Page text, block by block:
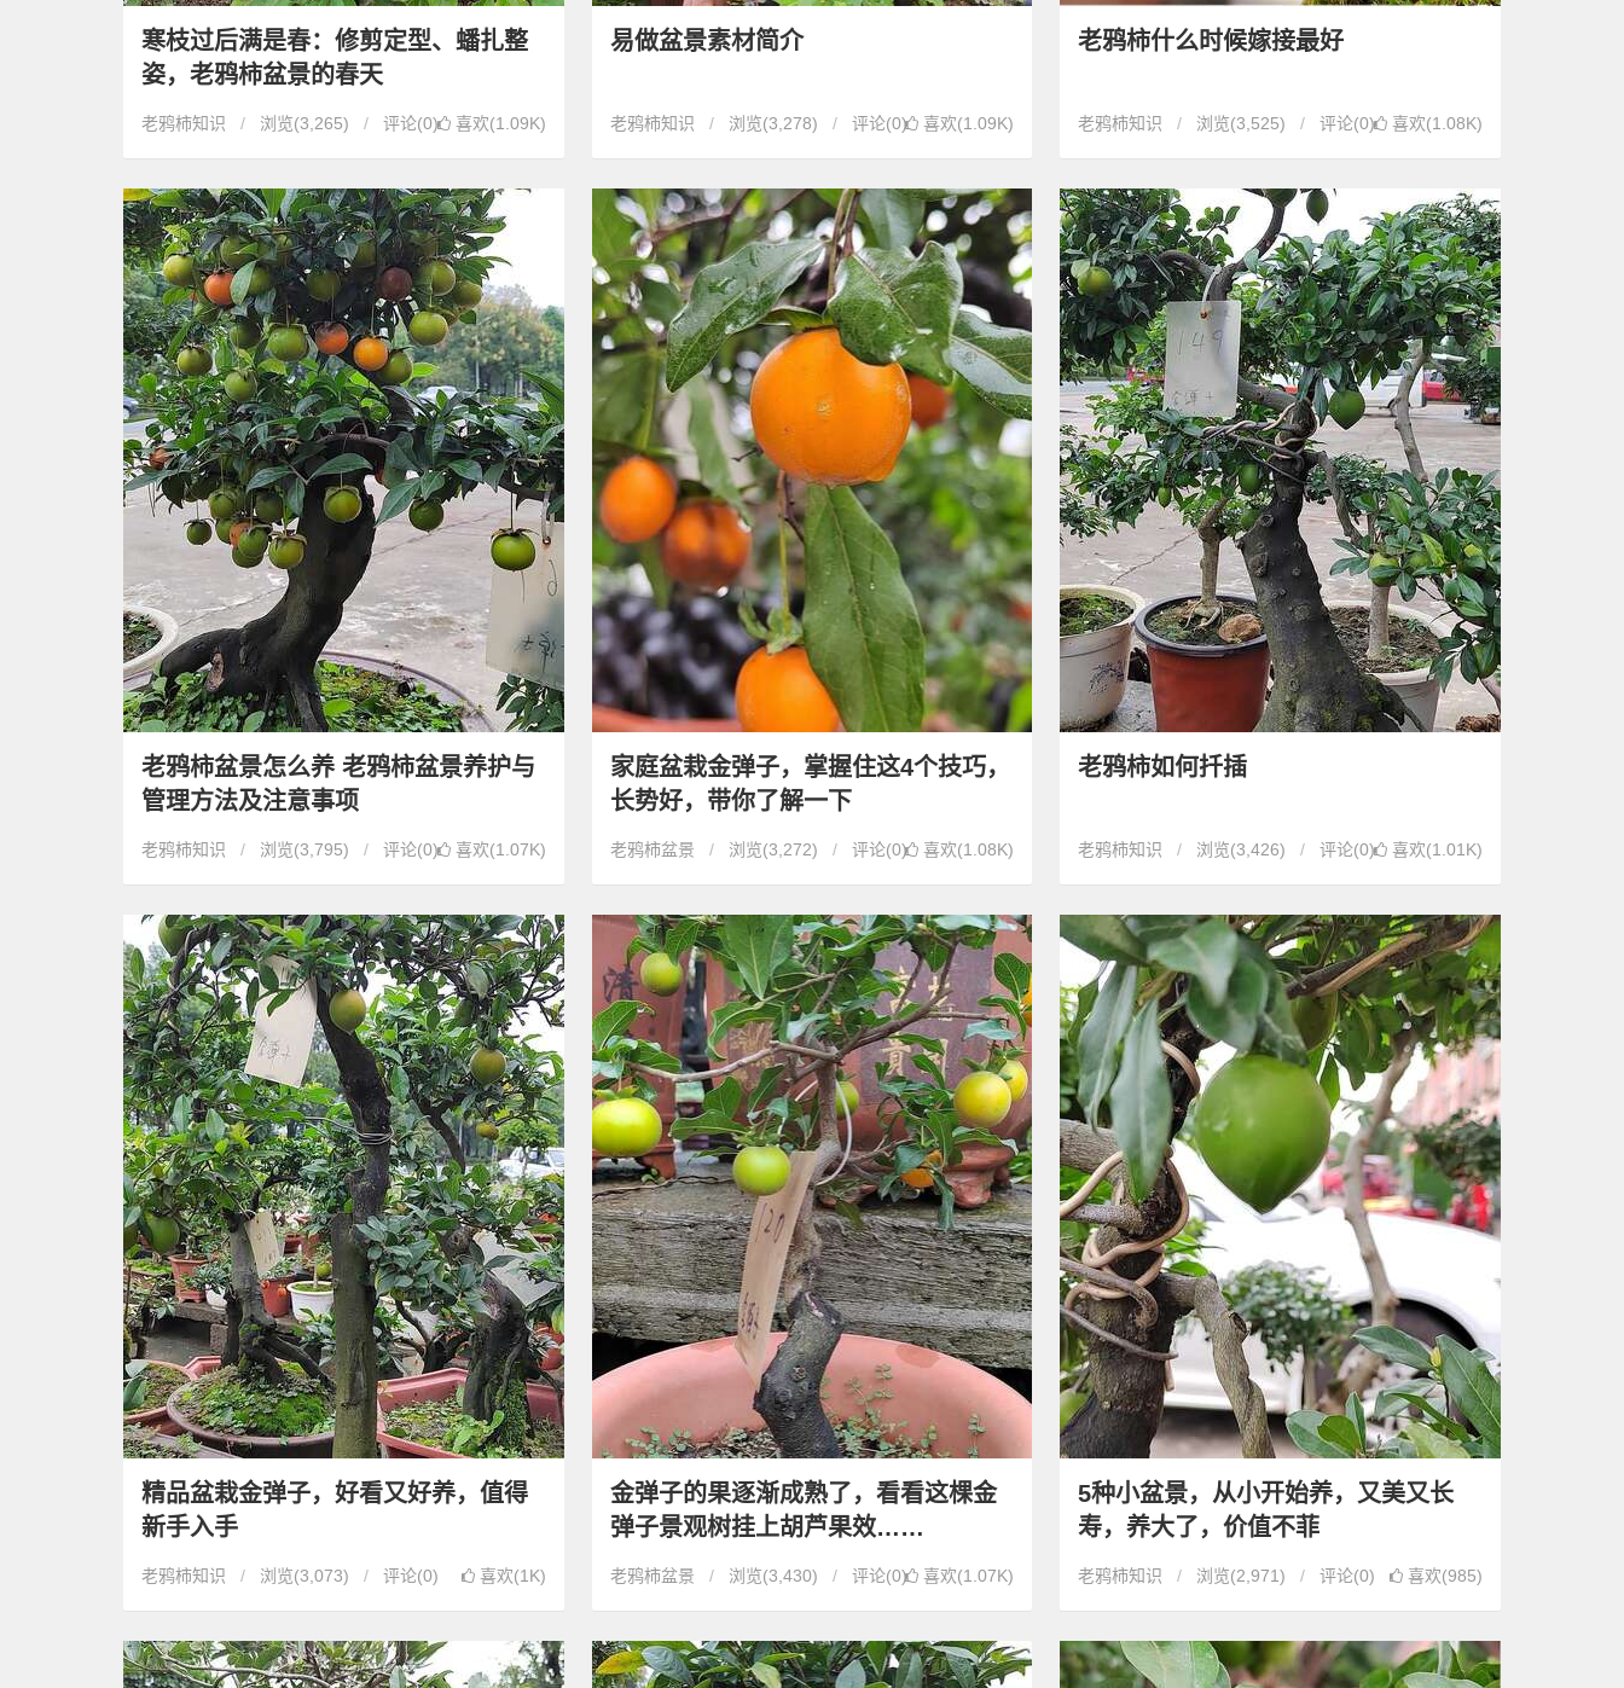
寒枝过后满是春：修剪定型、蟠扎整
姿，老鸦柿盆景的春天
老鸦柿知识 浏览(3,265) 评论(0) 喜欢(1.09K)
易做盆景素材简介
老鸦柿知识 浏览(3,278) 评论(0) 喜欢(1.09K)
老鸦柿什么时候嫁接最好
老鸦柿知识 浏览(3,525) 评论(0) 喜欢(1.08K)
老鸦柿盆景怎么养 老鸦柿盆景养护与
管理方法及注意事项
老鸦柿知识 浏览(3,795) 评论(0) 喜欢(1.07K)
家庭盆栽金弹子，掌握住这4个技巧，
长势好，带你了解一下
老鸦柿盆景 浏览(3,272) 评论(0) 喜欢(1.08K)
老鸦柿如何扦插
老鸦柿知识 浏览(3,426) 评论(0) 喜欢(1.01K)
精品盆栽金弹子，好看又好养，值得
新手入手
老鸦柿知识 浏览(3,073) 评论(0) 喜欢(1K)
金弹子的果逐渐成熟了，看看这棵金
弹子景观树挂上胡芦果效……
老鸦柿盆景 浏览(3,430) 评论(0) 喜欢(1.07K)
5种小盆景，从小开始养，又美又长
寿，养大了，价值不菲
老鸦柿知识 浏览(2,971) 评论(0) 喜欢(985)